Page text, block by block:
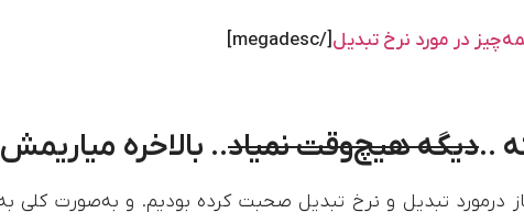
در مورد نرخ تبدیل[/megadesc]
..دیگه هیچ‌وقت نمیاد.. بالاخره
درمورد تبدیل و نرخ تبدیل صحبت کرده بودیم. و به‌صورت کلی